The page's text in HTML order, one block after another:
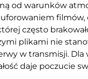
od warunków
często
plikami nie
w transmisji.
daje poczucie